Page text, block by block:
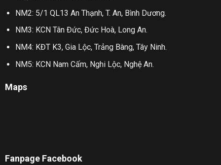
NM2: 5/1 QL13 An Thạnh, T. An, Bình Dương.
NM3: KCN Tân Đức, Đức Hoà, Long An.
NM4: KĐT K3, Gia Lộc, Trảng Bàng, Tây Ninh.
NM5: KCN Nam Cấm, Nghi Lộc, Nghệ An.
Maps
Fanpage Facebook